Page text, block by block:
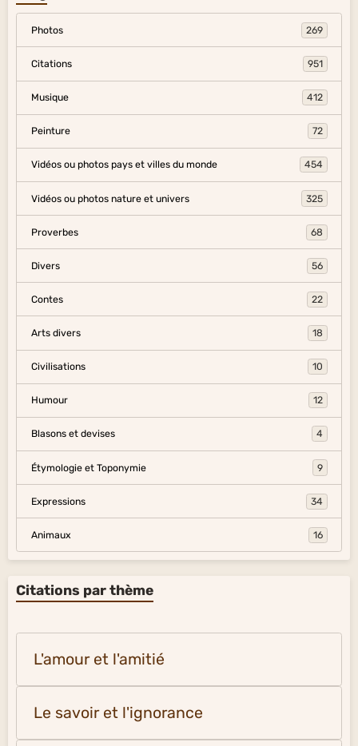
Photos 269
Citations 951
Musique 412
Peinture 72
Vidéos ou photos pays et villes du monde 454
Vidéos ou photos nature et univers 325
Proverbes 68
Divers 56
Contes 22
Arts divers 18
Civilisations 10
Humour 12
Blasons et devises 4
Étymologie et Toponymie 9
Expressions 34
Animaux 16
Citations par thème
L'amour et l'amitié
Le savoir et l'ignorance